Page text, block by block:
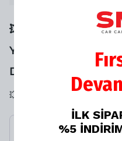
💥💥 SANA ÖZEL
YAKALAMAN İÇİN
💥💥 SANA ÖZEL LASTİK
Seramik
İLK
%5